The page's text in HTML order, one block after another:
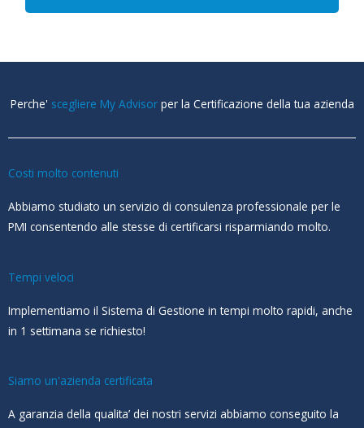
Perche' scegliere My Advisorper la Certificazione della tua azienda
Costi molto contenuti
Abbiamo studiato un servizio di consulenza professionale per le
PMI consentendo alle stesse di certificarsi risparmiando molto.
Tempi veloci
Implementiamo il Sistema di Gestione in tempi molto rapidi, anche
in 1 settimana se richiesto!
Siamo un'azienda certificata
A garanzia della qualita’ dei nostri servizi abbiamo conseguito la